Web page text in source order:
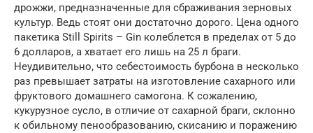
дрожжи, предназначенные для сбраживания зерновых
культур. Ведь стоят они достаточно дорого. Цена одного
пакетика Still Spirits – Gin колеблется в пределах от 5 до
6 долларов, а хватает его лишь на 25 л браги.
Неудивительно, что себестоимость бурбона в несколько
раз превышает затраты на изготовление сахарного или
фруктового домашнего самогона. К сожалению,
кукурузное сусло, в отличие от сахарной браги, склонно
к обильному пенообразованию, скисанию и поражению